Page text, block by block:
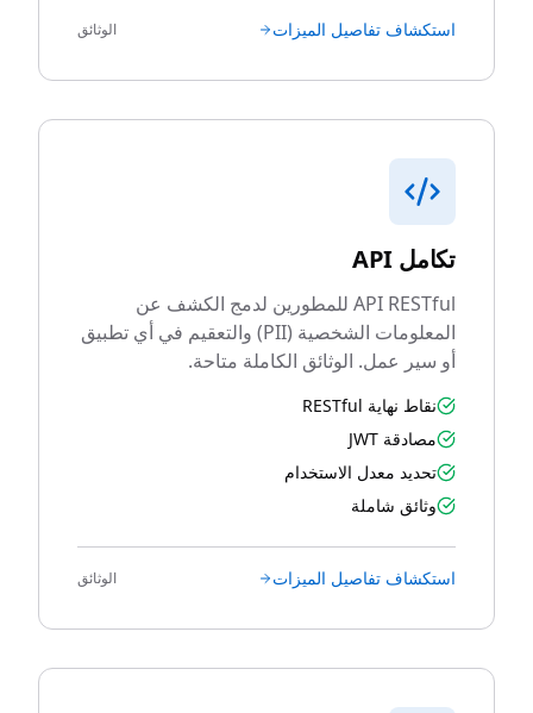
استكشاف تفاصيل الميزات الوثائق
تكامل API
API RESTful للمطورين لدمج الكشف عن
المعلومات الشخصية (PII) والتعقيم في أي تطبيق
أو سير عمل. الوثائق الكاملة متاحة.
نقاط نهاية RESTful
مصادقة JWT
تحديد معدل الاستخدام
وثائق شاملة
استكشاف تفاصيل الميزات الوثائق